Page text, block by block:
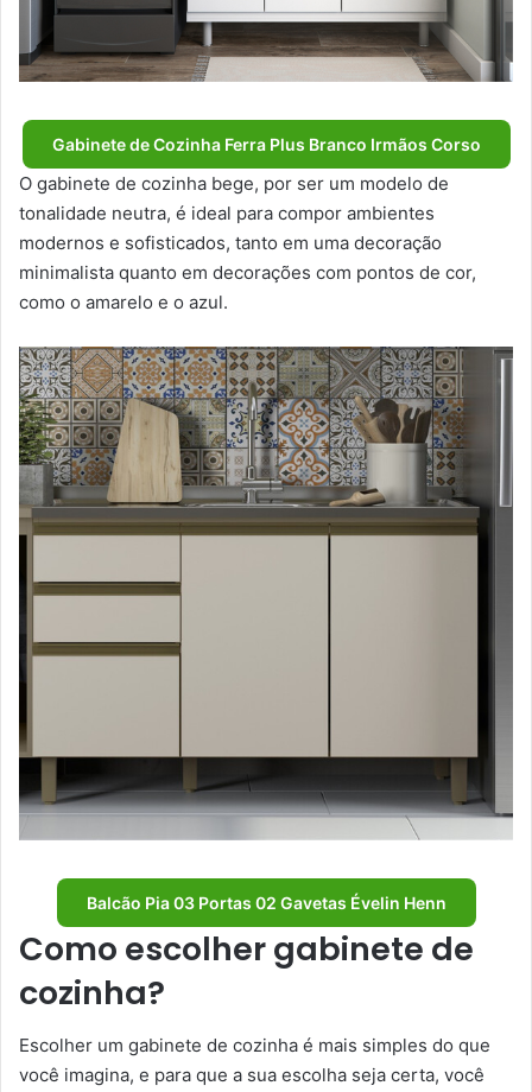
Gabinete de Cozinha Ferra Plus Branco Irmãos Corso
O gabinete de cozinha bege, por ser um modelo de
tonalidade neutra, é ideal para compor ambientes
modernos e sofisticados, tanto em uma decoração
minimalista quanto em decorações com pontos de cor,
como o amarelo e o azul.
Balcão Pia 03 Portas 02 Gavetas Évelin Henn
Como escolher gabinete de
cozinha?
Escolher um gabinete de cozinha é mais simples do que
você imagina, e para que a sua escolha seja certa, você